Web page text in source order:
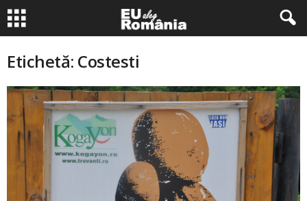
Etichetă: Costesti